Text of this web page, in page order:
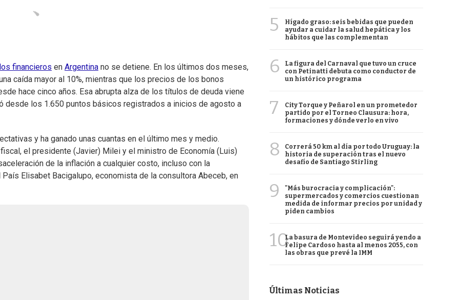
financieros en Argentina no se detiene. En los últimos dos meses,
caída mayor al 10%, mientras que los precios de los bonos
hace cinco años. Esa abrupta alza de los títulos de deuda viene
desde los 1.650 puntos básicos registrados a inicios de agosto a
y ha ganado unas cuantas en el último mes y medio.
el presidente (Javier) Milei y el ministro de Economía (Luis)
de la inflación a cualquier costo, incluso con la
Elisabet Bacigalupo, economista de la consultora Abeceb, en
5
Hígado graso: seis bebidas que pueden
ayudar a cuidar la salud hepática y los
hábitos que las complementan
6
La figura del Carnaval que tuvo un cruce
con Petinatti debuta como conductor de
un histórico programa
7
City Torque y Peñarol en un prometedor
partido por el Torneo Clausura: hora,
formaciones y dónde verlo en vivo
8
Correrá 50 km al día por todo Uruguay: la
historia de superación tras el nuevo
desafío de Santiago Stirling
9
"Más burocracia y complicación":
supermercados y comercios cuestionan
medida de informar precios por unidad y
piden cambios
10La basura de Montevideo seguirá yendo a
Felipe Cardoso hasta al menos 2055, con
las obras que prevé la IMM
Últimas Noticias